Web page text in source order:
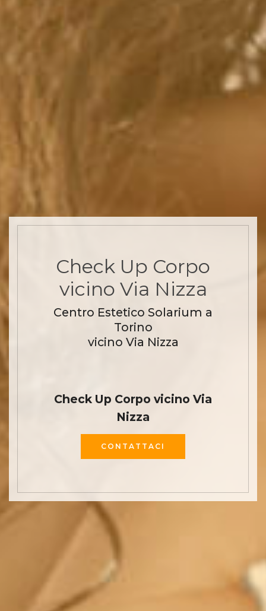
Check Up Corpo
vicino Via Nizza
Centro Estetico Solarium a
Torino
vicino Via Nizza
Check Up Corpo vicino Via
Nizza
CONTATTACI